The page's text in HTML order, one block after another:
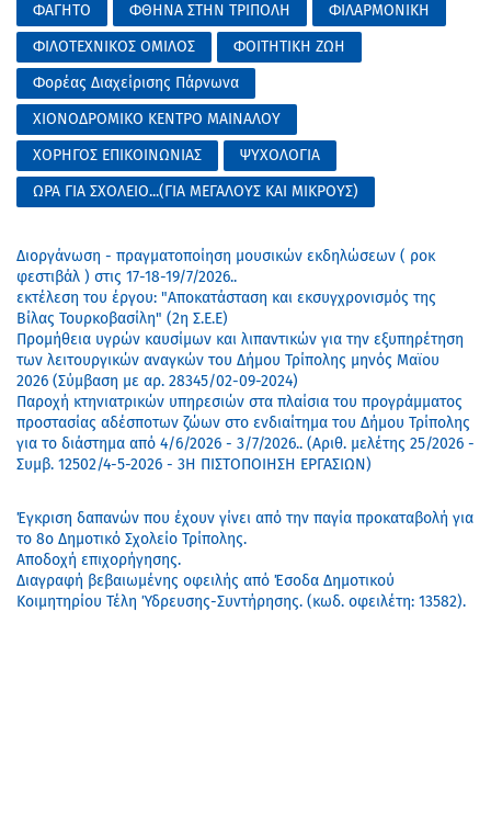
ΦΑΓΗΤΟ
ΦΘΗΝΑ ΣΤΗΝ ΤΡΙΠΟΛΗ
ΦΙΛΑΡΜΟΝΙΚΗ
ΦΙΛΟΤΕΧΝΙΚΟΣ ΟΜΙΛΟΣ
ΦΟΙΤΗΤΙΚΗ ΖΩΗ
Φορέας Διαχείρισης Πάρνωνα
ΧΙΟΝΟΔΡΟΜΙΚΟ ΚΕΝΤΡΟ ΜΑΙΝΑΛΟΥ
ΧΟΡΗΓΟΣ ΕΠΙΚΟΙΝΩΝΙΑΣ
ΨΥΧΟΛΟΓΙΑ
ΩΡΑ ΓΙΑ ΣΧΟΛΕΙΟ...(ΓΙΑ ΜΕΓΑΛΟΥΣ ΚΑΙ ΜΙΚΡΟΥΣ)
Διοργάνωση - πραγματοποίηση μουσικών εκδηλώσεων ( ροκ
φεστιβάλ ) στις 17-18-19/7/2026..
εκτέλεση του έργου: "Αποκατάσταση και εκσυγχρονισμός της
Βίλας Τουρκοβασίλη" (2η Σ.Ε.Ε)
Προμήθεια υγρών καυσίμων και λιπαντικών για την εξυπηρέτηση
των λειτουργικών αναγκών του Δήμου Τρίπολης μηνός Μαϊου
2026 (Σύμβαση με αρ. 28345/02-09-2024)
Παροχή κτηνιατρικών υπηρεσιών στα πλαίσια του προγράμματος
προστασίας αδέσποτων ζώων στο ενδιαίτημα του Δήμου Τρίπολης
για το διάστημα από 4/6/2026 - 3/7/2026.. (Αριθ. μελέτης 25/2026 -
Συμβ. 12502/4-5-2026 - 3Η ΠΙΣΤΟΠΟΙΗΣΗ ΕΡΓΑΣΙΩΝ)
Έγκριση δαπανών που έχουν γίνει από την παγία προκαταβολή για
το 8ο Δημοτικό Σχολείο Τρίπολης.
Αποδοχή επιχορήγησης.
Διαγραφή βεβαιωμένης οφειλής από Έσοδα Δημοτικού
Κοιμητηρίου Τέλη Ύδρευσης-Συντήρησης. (κωδ. οφειλέτη: 13582).